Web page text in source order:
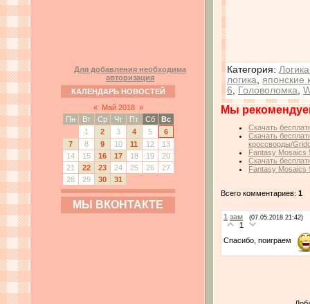
Для добавления необходима
авторизация
КАЛЕНДАРЬ НОВОСТЕЙ
«
Май 2018 »
Пн
Вт Ср Чт Пт Сб
Вс
1
2 3 4 5
6
7
8 9 10 11 12
13
14
15 16 17 18 19
20
21
22 23 24 25 26
27
28
29 30 31
МЫ ВКОНТАКТЕ
Категория:
логика
японские
6
Головоломка
Мы
Скачать
Скачать
кроссворды/
Fantasy Mosaics
Скачать
Fantasy Mosaics
Всего комментариев: 1
1 зам (07.05.2018 21:42)
1
Спасибо, поиграем